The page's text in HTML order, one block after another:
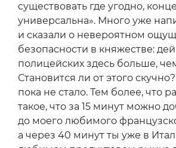
существовать где угодно,
универсальна». Много уже
и сказали о невероятном
безопасности в княжестве:
полицейских здесь больше,
Становится ли от этого
пока не стало. Тем более, что
такое, что за 15 минут можно
до моего любимого
а через 40 минут ты уже в